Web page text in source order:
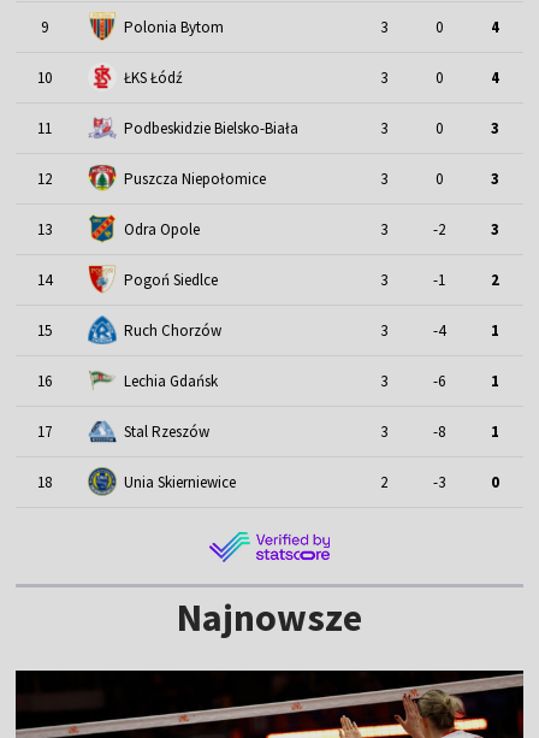
9 Polonia Bytom 3 0 4
10 ŁKS Łódź 3 0 4
11 Podbeskidzie Bielsko-Biała 3 0 3
12 Puszcza Niepołomice 3 0 3
13 Odra Opole 3 -2 3
14 Pogoń Siedlce 3 -1 2
15 Ruch Chorzów 3 -4 1
16 Lechia Gdańsk 3 -6 1
17 Stal Rzeszów 3 -8 1
18 Unia Skierniewice 2 -3 0
Najnowsze